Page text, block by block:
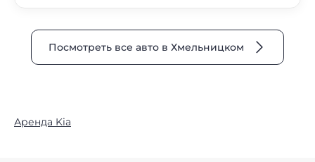
Посмотреть все авто в Хмельницком
Аренда Kia